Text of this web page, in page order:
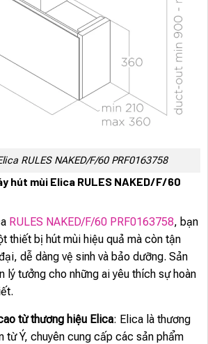
RULES NAKED/F/60 PRF0163758
hút mùi Elica RULES NAKED/F/60
RULES NAKED/F/60 PRF0163758, bạn
thiết bị hút mùi hiệu quả mà còn tận
dễ dàng vệ sinh và bảo dưỡng. Sản
lý tưởng cho những ai yêu thích sự hoàn
từ thương hiệu Elica: Elica là thương
từ Ý, chuyên cung cấp các sản phẩm